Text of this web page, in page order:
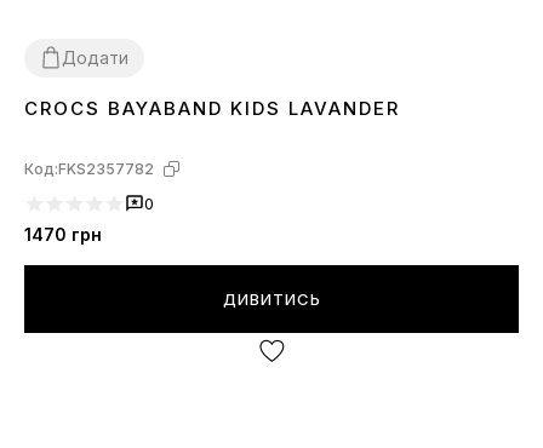
Додати
252627 282930
CROCS BAYABAND KIDS LAVANDER
Код:FKS2357782
0
1470 грн
ДИВИТИСЬ